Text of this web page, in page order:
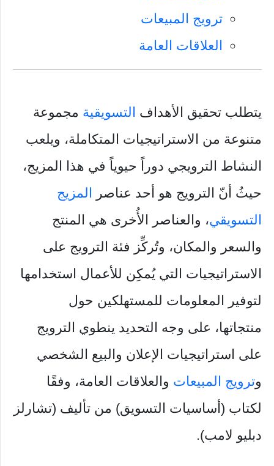
ترويج المبيعات
العلاقات العامة
يتطلب تحقيق الأهداف التسويقية مجموعة
متنوعة من الاستراتيجيات المتكاملة، ويلعب
النشاط الترويجي دوراً حيوياً في هذا المزيج،
حيثُ أنّ الترويج هو أحد عناصر المزيج
التسويقي، والعناصر الأُخرى هي المنتج
والسعر والمكان، وتُركِّز فئة الترويج على
الاستراتيجيات التي يُمكِن للأعمال استخدامها
لتوفير المعلومات للمستهلكين حول
منتجاتها، على وجه التحديد ينطوي الترويج
على استراتيجيات الإعلان والبيع الشخصي
وترويج المبيعات والعلاقات العامة، وفقًا
لكتاب (أساسيات التسويق) من تأليف (تشارلز
دبليو لامب).